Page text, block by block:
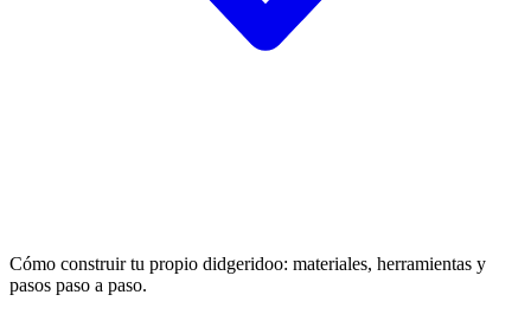
Cómo construir tu propio didgeridoo: materiales, herramientas y
pasos paso a paso.